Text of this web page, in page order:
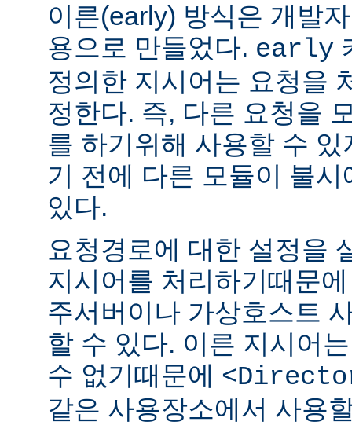
이른(early) 방식은 개발
용으로 만들었다. early
정의한 지시어는 요청을
정한다. 즉, 다른 요청을
를 하기위해 사용할 수
기 전에 다른 모듈이 불
있다.
요청경로에 대한 설정을
지시어를 처리하기때문
주서버이나 가상호스트
할 수 있다. 이른 지시어
수 없기때문에
같은 사용장소에서 사용